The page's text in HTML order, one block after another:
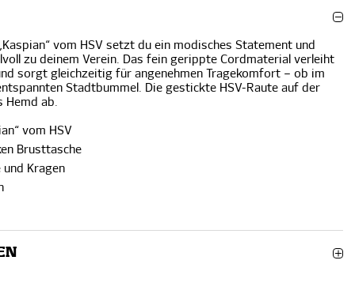
vom HSV setzt du ein modisches Statement und
zu deinem Verein. Das fein gerippte Cordmaterial verleiht
sorgt gleichzeitig für angenehmen Tragekomfort – ob im
Stadtbummel. Die gestickte HSV-Raute auf der
Hemd ab.
vom HSV
Brusttasche
und Kragen